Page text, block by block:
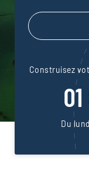
Construisez
Du